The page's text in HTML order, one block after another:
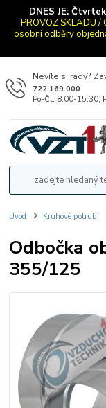
DNES JE: Čtvrtek
PROVOZ SKLADU
osobní odběry
Nevíte si rady?
722 169 000
Po-Čt: 8:00-15:30,
Úvod Kruhové potrubí
Odbočka
355/125